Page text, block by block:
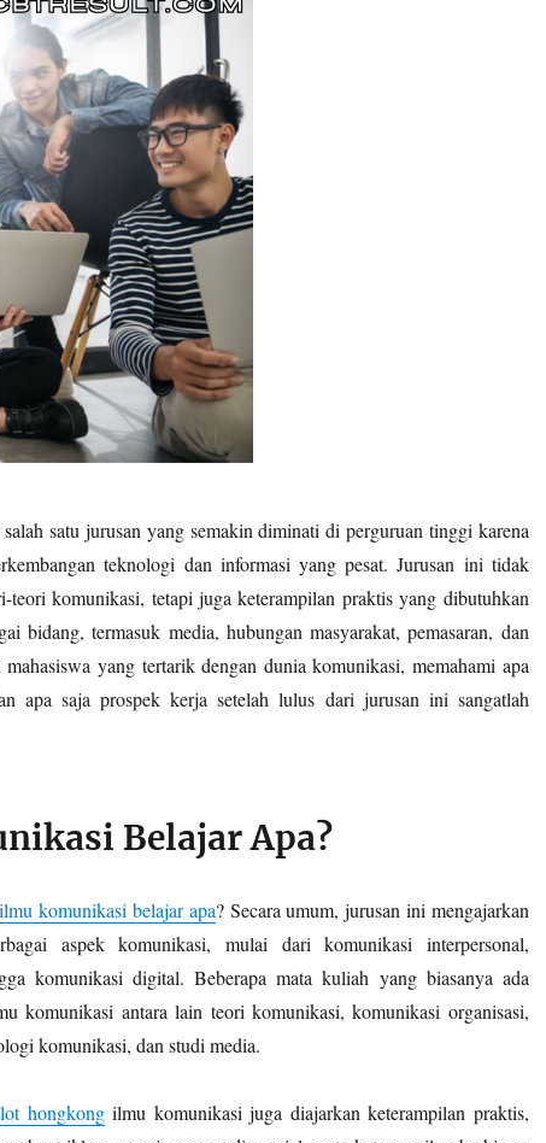
satu jurusan yang semakin diminati di perguruan tinggi karena
teknologi dan informasi yang pesat. Jurusan ini tidak
teori komunikasi, tetapi juga keterampilan praktis yang dibutuhkan
bidang, termasuk media, hubungan masyarakat, pemasaran, dan
yang tertarik dengan dunia komunikasi, memahami apa
apa saja prospek kerja setelah lulus dari jurusan ini sangatlah
Belajar Apa?
ilmu komunikasi belajar apa? Secara umum, jurusan ini mengajarkan
aspek komunikasi, mulai dari komunikasi interpersonal,
komunikasi digital. Beberapa mata kuliah yang biasanya ada
komunikasi antara lain teori komunikasi, komunikasi organisasi,
komunikasi, dan studi media.
hongkongilmu komunikasi juga diajarkan keterampilan praktis,